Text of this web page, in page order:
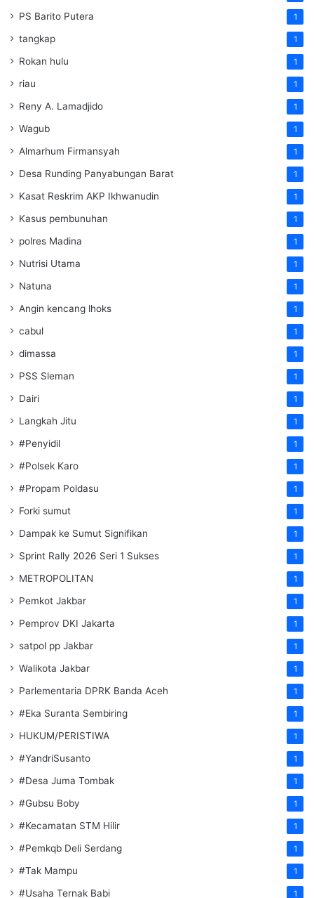
PS Barito Putera 1
tangkap 1
Rokan hulu 1
riau 1
Reny A. Lamadjido 1
Wagub 1
Almarhum Firmansyah 1
Desa Runding Panyabungan Barat 1
Kasat Reskrim AKP Ikhwanudin 1
Kasus pembunuhan 1
polres Madina 1
Nutrisi Utama 1
Natuna 1
Angin kencang lhoks 1
cabul 1
dimassa 1
PSS Sleman 1
Dairi 1
Langkah Jitu 1
#Penyidil 1
#Polsek Karo 1
#Propam Poldasu 1
Forki sumut 1
Dampak ke Sumut Signifikan 1
Sprint Rally 2026 Seri 1 Sukses 1
METROPOLITAN 1
Pemkot Jakbar 1
Pemprov DKI Jakarta 1
satpol pp Jakbar 1
Walikota Jakbar 1
Parlementaria DPRK Banda Aceh 1
#Eka Suranta Sembiring 1
HUKUM/PERISTIWA 1
#YandriSusanto 1
#Desa Juma Tombak 1
#Gubsu Boby 1
#Kecamatan STM Hilir 1
#Pemkqb Deli Serdang 1
#Tak Mampu 1
#Usaha Ternak Babi 1